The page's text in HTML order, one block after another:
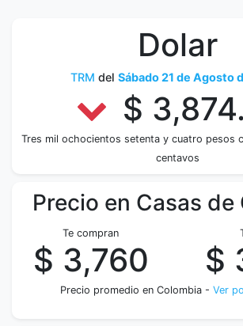
Dolar
TRM del Sábado 21 de Agosto
$
Tres mil ochocientos setenta y cuatro pesos
centavos
Precio en Casas de
Te compran
$ 3,760 $
Precio promedio en Colombia - Ver